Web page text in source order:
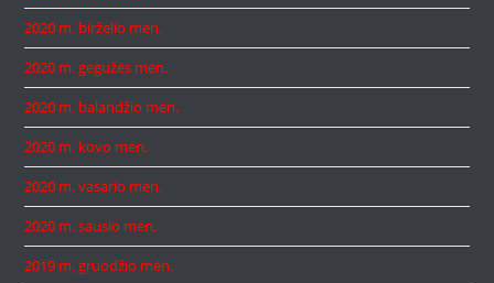
2020 m. birželio mėn.
2020 m. gegužės mėn.
2020 m. balandžio mėn.
2020 m. kovo mėn.
2020 m. vasario mėn.
2020 m. sausio mėn.
2019 m. gruodžio mėn.